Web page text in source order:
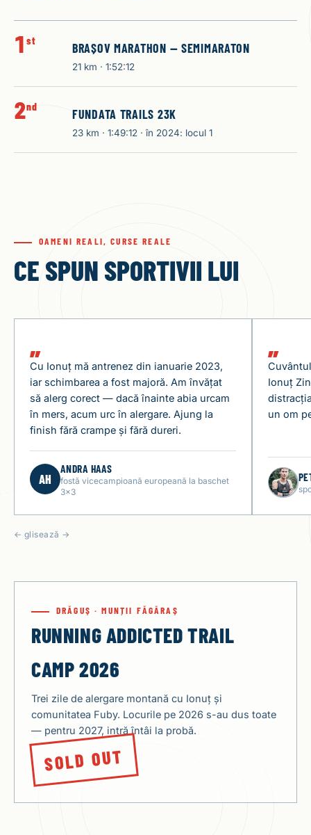
1 st
BRAȘOV MARATHON — SEMIMARATON
21 km · 1:52:12
2nd
FUNDATA TRAILS 23K
23 km · 1:49:12 · în 2024: locul 1
OAMENI REALI, CURSE REALE
CE SPUN SPORTIVII LUI
Cu Ionuț mă antrenez din ianuarie 2023,
iar schimbarea a fost majoră. Am învățat
să alerg corect — dacă înainte abia urcam
în mers, acum urc în alergare. Ajung la
finish fără crampe și fără dureri.
AH
ANDRA HAAS
fostă vicecampioană europeană la baschet
3x3
Ionuț
un om
← glisează →
DRĂGUȘ · MUNȚII FĂGĂRAȘ
RUNNING ADDICTED TRAIL
CAMP 2026
Trei zile de alergare montană cu Ionuț și
comunitatea Fuby. Locurile pe 2026 s-au dus toate
— pentru 2027, intră întâi la probă.
SOLD OUT